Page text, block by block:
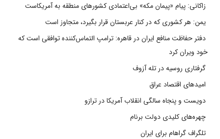
زاکانی: پیام «پیمان مکه» بی‌اعتمادی کشورهای منطقه به آمریکاست
یمن: هر کشوری که در کنار عربستان قرار بگیرد، متجاوز است
دفتر حفاظت منافع ایران در قاهره: ترامپ التماس‌کننده توافقی است که
خود ویران کرد
گرفتاری روسیه در تله آزوف
امیدهای اقتصاد عراق
دویست و پنجاه سالگی انقلاب آمریکا در ترازو
چهره‌های کلیدی دولت برنام
تلگراف گراهام برای ایران